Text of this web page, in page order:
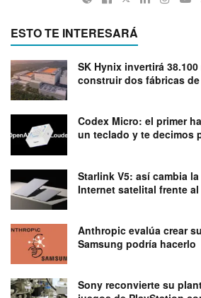
ESTO TE INTERESARÁ
SK Hynix invertirá
construir dos fábricas de
Codex Micro: el primer
un teclado y te decimos
Starlink V5: así cambia
Internet satelital frente
Anthropic evalúa crear
Samsung podría hacerlo
Sony reconvierte su